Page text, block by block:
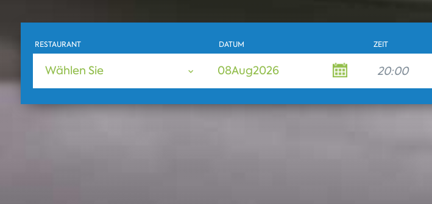
RESTAURANT
Wählen Sie
DATUM
08Aug2026
ZEIT